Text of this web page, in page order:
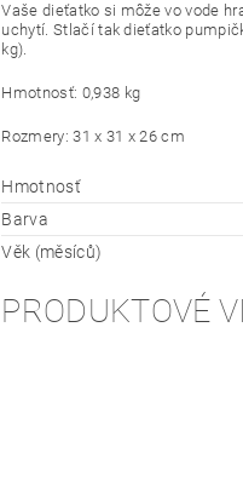
Vaše dieťatko si môže vo vode
uchytí. Stlačí tak dieťatko
kg).
Hmotnosť: 0,938 kg
Rozmery: 31 x 31 x 26 cm
Hmotnosť
Barva
Věk (měsíců)
PRODUKTOVÉ